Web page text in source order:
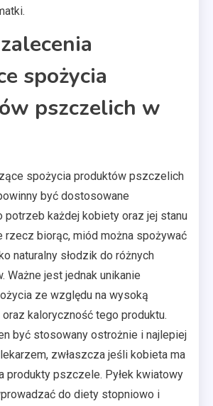
spożycia
pszczelich w
spożycia produktów pszczelich
być dostosowane
potrzeb każdej kobiety oraz jej stanu
rzecz biorąc, miód można spożywać
naturalny słodzik do różnych
Ważne jest jednak unikanie
ze względu na wysoką
kaloryczność tego produktu.
być stosowany ostrożnie i najlepiej
zwłaszcza jeśli kobieta ma
produkty pszczele. Pyłek kwiatowy
do diety stopniowo i